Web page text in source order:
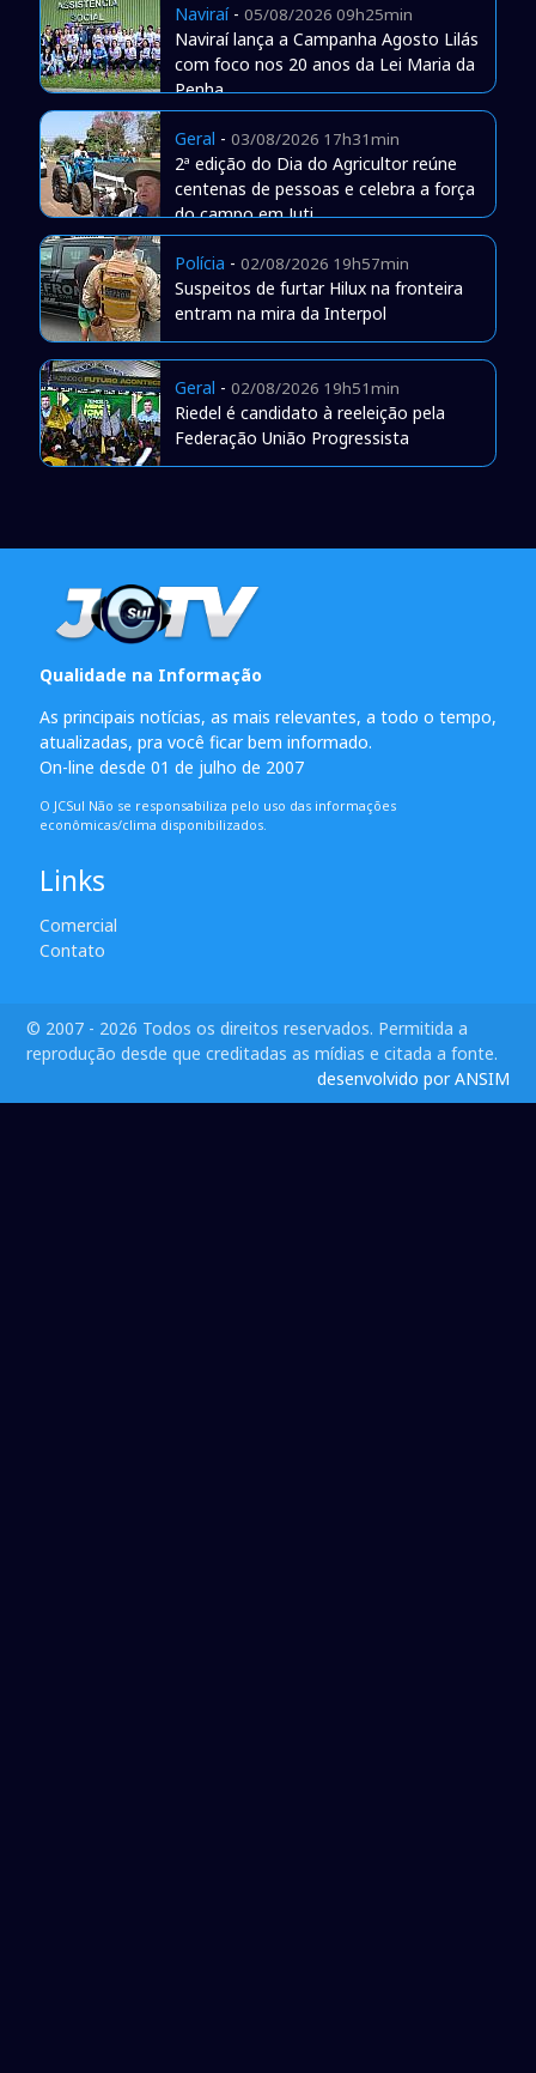
Naviraí- 05/08/2026 09h25min
Naviraí lança a Campanha Agosto Lilás
com foco nos 20 anos da Lei Maria da
Penha
Geral - 03/08/2026 17h31min
2ª edição do Dia do Agricultor reúne
centenas de pessoas e celebra a força
do campo em Juti
Polícia - 02/08/2026 19h57min
Suspeitos de furtar Hilux na fronteira
entram na mira da Interpol
Geral - 02/08/2026 19h51min
Riedel é candidato à reeleição pela
Federação União Progressista
Qualidade na Informação
As principais notícias, as mais relevantes, a todo o tempo,
atualizadas, pra você ficar bem informado.
On-line desde 01 de julho de 2007
O JCSul Não se responsabiliza pelo uso das informações
econômicas/clima disponibilizados.
Links
Comercial
Contato
© 2007 - 2026 Todos os direitos reservados. Permitida a
reprodução desde que creditadas as mídias e citada a fonte.
desenvolvido por ANSIM